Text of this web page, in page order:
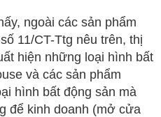
ngoài các sản phẩm
11/CT-Ttg nêu trên, thị
hiện những loại hình bất
và các sản phẩm
hình bất động sản mà
để kinh doanh (mở cửa